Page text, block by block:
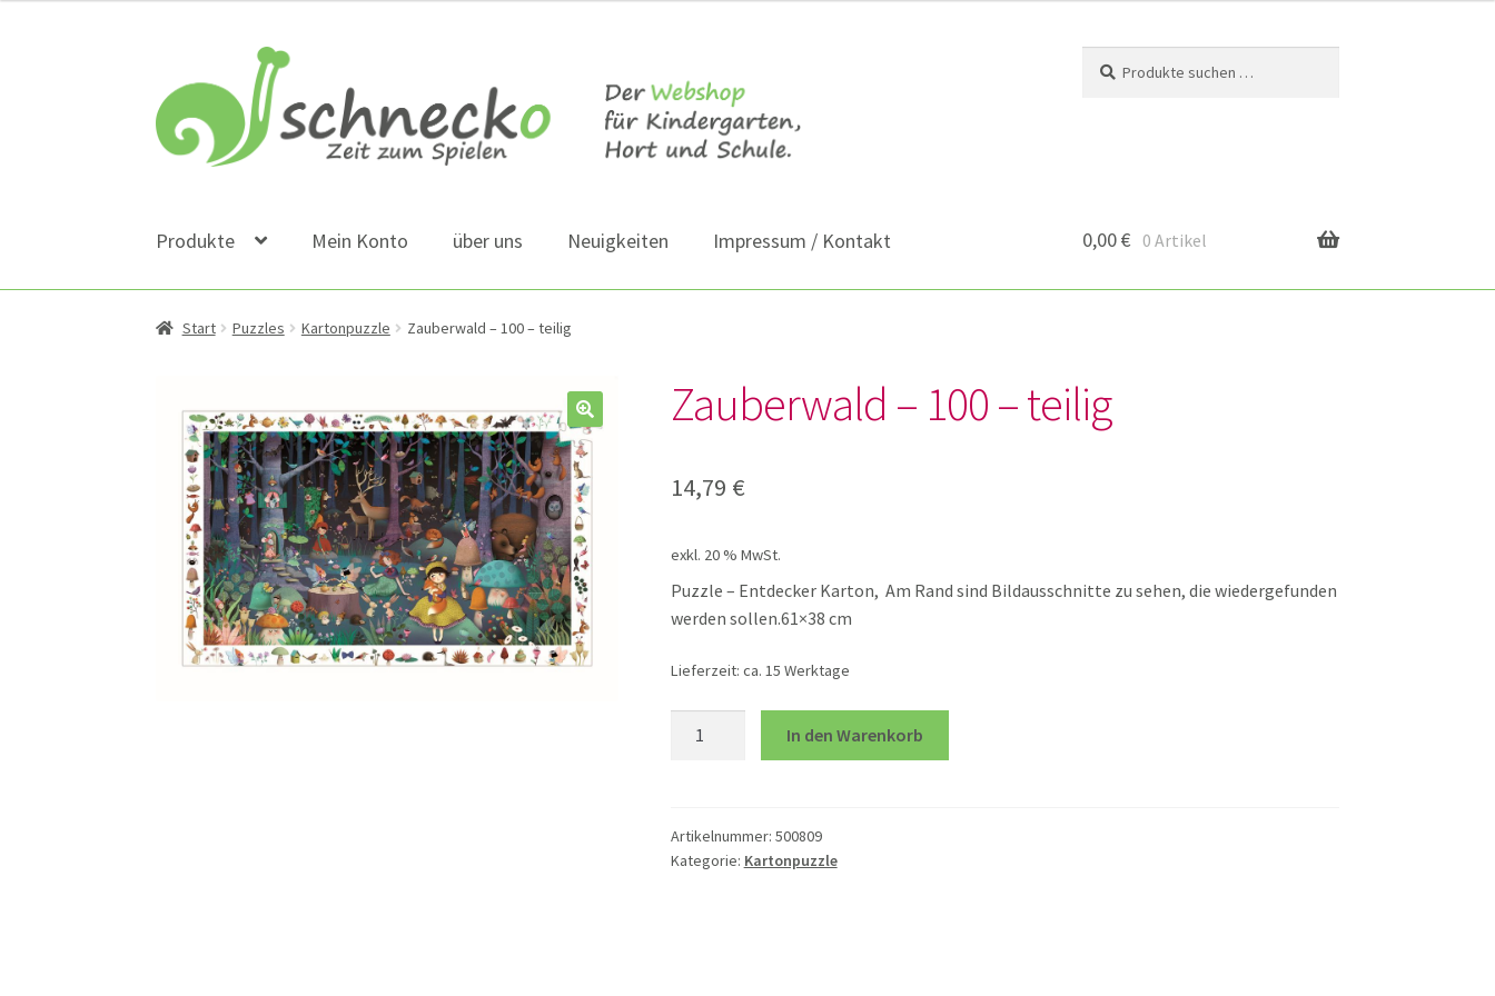
Navigation
springen
Inhalt
springen
nach:
Produkte Mein Konto über uns Neuigkeiten Impressum / Kontakt 0,00€ 0 Artikel
Start Puzzles Kartonpuzzle Zauberwald – 100 – teilig
Zauberwald – 100 – teilig
14,79 €
exkl. 20 % MwSt.
Puzzle – Entdecker Karton, Am Rand sind Bildausschnitte zu sehen, die wiedergefunden
werden sollen.61×38 cm
Lieferzeit: ca. 15 Werktage
teilig
Menge
In den Warenkorb
Artikelnummer: 500809
Kategorie: Kartonpuzzle